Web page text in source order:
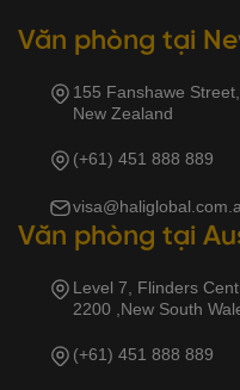
Văn phòng tại
155 Fanshawe
New Zealand
(+61) 451 888 889
Văn phòng tại
Level 7, Flinders
2200 ,New South
(+61) 451 888 889